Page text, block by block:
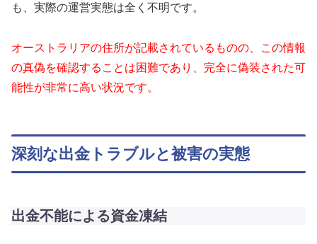
も、実際の運営実態は全く不明です。
オーストラリアの住所が記載されているものの、この情報
の真偽を確認することは困難であり、完全に偽装された可
能性が非常に高い状況です。
深刻な出金トラブルと被害の実態
出金不能による資金凍結